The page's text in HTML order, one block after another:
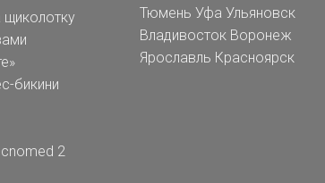
бикини
2
Тюмень Уфа Ульяновск
Владивосток Воронеж
Ярославль Красноярск